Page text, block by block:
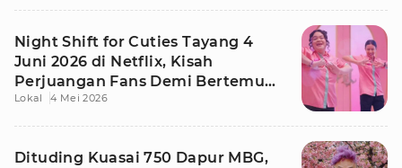
Night Shift for Cuties Tayang 4
Juni 2026 di Netflix, Kisah
Perjuangan Fans Demi Bertemu
Idola
Lokal 4 Mei 2026
Dituding Kuasai 750 Dapur MBG,